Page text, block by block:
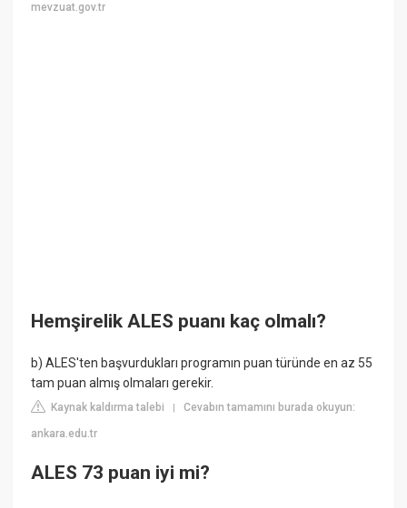
mevzuat.gov.tr
Hemşirelik ALES puanı kaç olmalı?
b) ALES'ten başvurdukları programın puan türünde en az 55
tam puan almış olmaları gerekir.
Kaynak kaldırma talebi |Cevabın tamamını burada okuyun:
ankara.edu.tr
ALES 73 puan iyi mi?